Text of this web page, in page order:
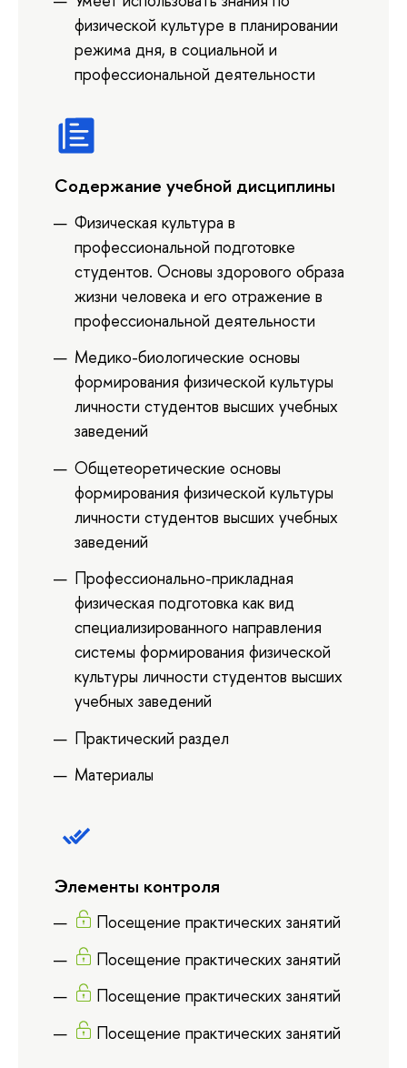
физической культуре в планировании
режима дня, в социальной и
профессиональной деятельности
Содержание учебной дисциплины
Физическая культура в
профессиональной подготовке
студентов. Основы здорового образа
жизни человека и его отражение в
профессиональной деятельности
Медико-биологические основы
формирования физической культуры
личности студентов высших учебных
заведений
Общетеоретические основы
формирования физической культуры
личности студентов высших учебных
заведений
Профессионально-прикладная
физическая подготовка как вид
специализированного направления
системы формирования физической
культуры личности студентов высших
учебных заведений
Практический раздел
Материалы
Элементы контроля
Посещение практических занятий
Посещение практических занятий
Посещение практических занятий
Посещение практических занятий